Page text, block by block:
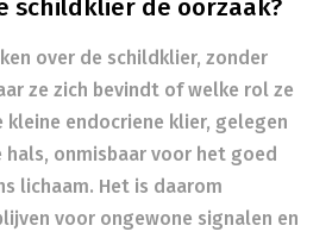
schildklier de oorzaak?
over de schildklier, zonder
ze zich bevindt of welke rol ze
kleine endocriene klier, gelegen
hals, onmisbaar voor het goed
lichaam. Het is daarom
voor ongewone signalen en